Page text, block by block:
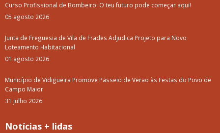
Curso Profissional de Bombeiro: O teu futuro pode começar aqui!
05 agosto 2026
Junta de Freguesia de Vila de Frades Adjudica Projeto para Novo
Loteamento Habitacional
01 agosto 2026
Município de Vidigueira Promove Passeio de Verão às Festas do Povo de
Campo Maior
31 julho 2026
Notícias + lidas